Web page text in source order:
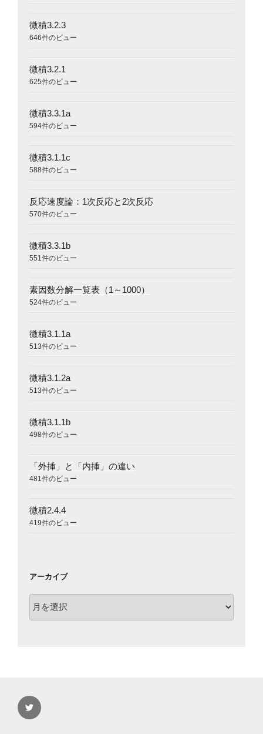
微積3.2.3
646件のビュー
微積3.2.1
625件のビュー
微積3.3.1a
594件のビュー
微積3.1.1c
588件のビュー
反応速度論：1次反応と2次反応
570件のビュー
微積3.3.1b
551件のビュー
素因数分解一覧表（1～1000）
524件のビュー
微積3.1.1a
513件のビュー
微積3.1.2a
513件のビュー
微積3.1.1b
498件のビュー
「外挿」と「内挿」の違い
481件のビュー
微積2.4.4
419件のビュー
アーカイブ
ー
Twitter